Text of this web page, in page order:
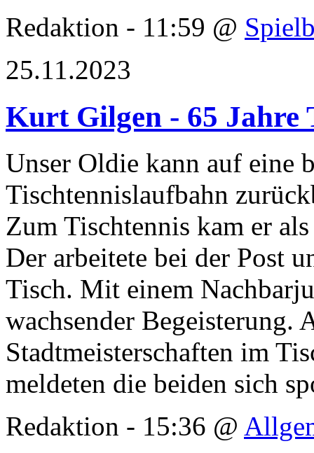
Redaktion - 11:59 @
25.11.2023
Kurt Gilgen - 65 Jahre
Unser Oldie kann auf eine
Tischtennislaufbahn
Zum Tischtennis kam er
Der arbeitete bei der Post
Tisch. Mit einem
wachsender Begeisterung.
Stadtmeisterschaften im
meldeten die beiden sich
Redaktion - 15:36 @